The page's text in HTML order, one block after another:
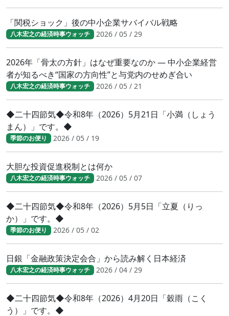
「関税ショック」後の中小企業サバイバル戦略
八木宏之の経済時事ウォッチ 2026 / 05 / 29
2026年「骨太の方針」はなぜ重要なのか ― 中小企業経営
者が知るべき“国家の方向性”と与党内のせめぎ合い
八木宏之の経済時事ウォッチ 2026 / 05 / 21
◆二十四節気◆令和8年（2026）5月21日「小満（しょう
まん）」です。◆
季節のお便り 2026 / 05 / 19
大胆な投資促進税制とは何か
八木宏之の経済時事ウォッチ 2026 / 05 / 07
◆二十四節気◆令和8年（2026）5月5日「立夏（りっ
か）」です。◆
季節のお便り 2026 / 05 / 02
日銀「金融政策決定会合」から読み解く日本経済
八木宏之の経済時事ウォッチ 2026 / 04 / 29
◆二十四節気◆令和8年（2026）4月20日「穀雨（こく
う）」です。◆